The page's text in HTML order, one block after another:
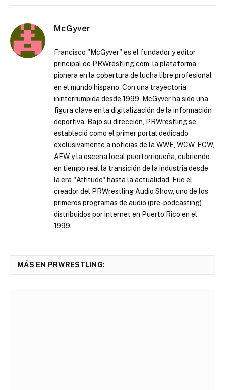
McGyver
Francisco "McGyver" es el fundador y editor
principal de PRWrestling.com, la plataforma
pionera en la cobertura de lucha libre profesional
en el mundo hispano. Con una trayectoria
ininterrumpida desde 1999, McGyver ha sido una
figura clave en la digitalización de la información
deportiva. Bajo su dirección, PRWrestling se
estableció como el primer portal dedicado
exclusivamente a noticias de la WWE, WCW, ECW,
AEW y la escena local puertorriqueña, cubriendo
en tiempo real la transición de la industria desde
la era "Attitude" hasta la actualidad. Fue el
creador del PRWrestling Audio Show, uno de los
primeros programas de audio (pre-podcasting)
distribuidos por internet en Puerto Rico en el
1999.
MÁS EN PRWRESTLING: